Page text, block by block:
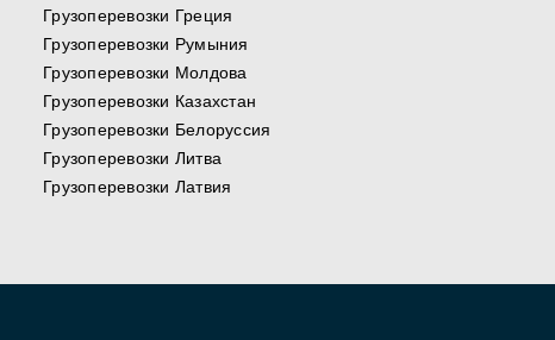
Грузоперевозки Греция
Грузоперевозки Румыния
Грузоперевозки Молдова
Грузоперевозки Казахстан
Грузоперевозки Белоруссия
Грузоперевозки Литва
Грузоперевозки Латвия